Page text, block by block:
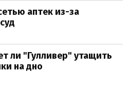
аптек из-за
ли "Гулливер" утащить
на дно